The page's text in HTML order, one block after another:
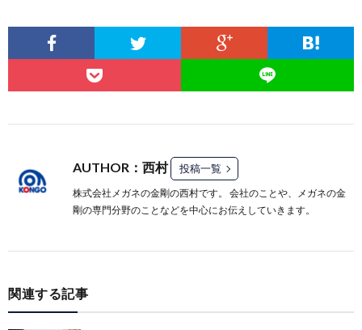
AUTHOR：西村 投稿一覧
株式会社メガネの金剛の西村です。 会社のことや、メガネの金
剛の専門分野のことなどを中心にお伝えしていきます。
関連する記事